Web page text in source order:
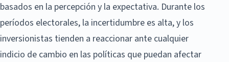
basados en la percepción y la expectativa. Durante los
períodos electorales, la incertidumbre es alta, y los
inversionistas tienden a reaccionar ante cualquier
indicio de cambio en las políticas que puedan afectar